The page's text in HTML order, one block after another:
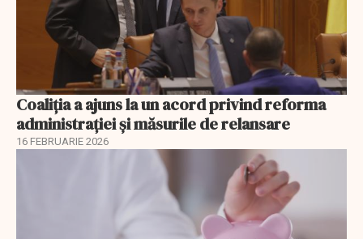
Coaliția a ajuns la un acord privind reforma
administrației și măsurile de relansare
16 FEBRUARIE 2026